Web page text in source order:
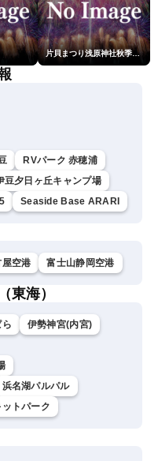
片貝まつり浅原神社秋季例大祭奉納大煙火
RVパーク 赤穂浦
豆夕日ヶ丘キャンプ場
Seaside Base ARARI
空港 富士山静岡空港
東海）
伊勢神宮(内宮)
浜名湖パルパル
トパーク